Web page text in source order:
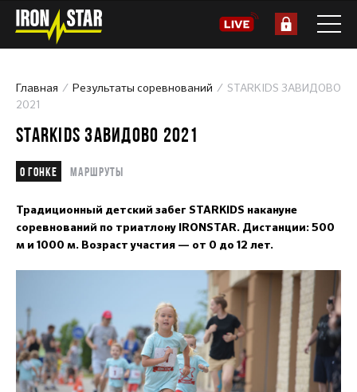
Главная Результаты соревнований
STARKIDS ЗАВИДОВО
2021
STARKIDS ЗАВИДОВО 2021
О гонке Маршруты
Традиционный детский забег STARKIDS накануне
соревнований по триатлону IRONSTAR. Дистанции: 500
м и 1000 м. Возраст участия — от 0 до 12 лет.